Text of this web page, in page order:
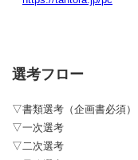
選考フロー
▽書類選考（企画書必須）
▽一次選考
▽二次選考